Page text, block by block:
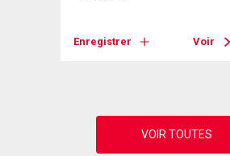
Enregistrer Voir